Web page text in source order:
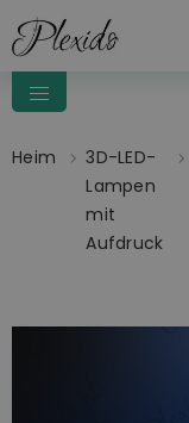
Heim
3D-LED-
Lampen
mit
Aufdruck